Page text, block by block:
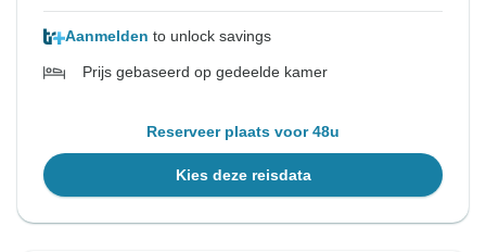
Aanmelden to unlock savings
Prijs gebaseerd op gedeelde kamer
Reserveer plaats voor 48u
Kies deze reisdata